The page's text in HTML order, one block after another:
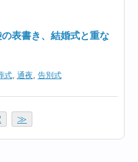
表書き、結婚式と重な
式, 通夜, 告別式
≫